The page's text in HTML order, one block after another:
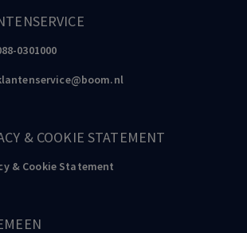
0301000
& COOKIE STATEMENT
& Cookie Statement